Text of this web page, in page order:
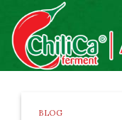
content
BLOG